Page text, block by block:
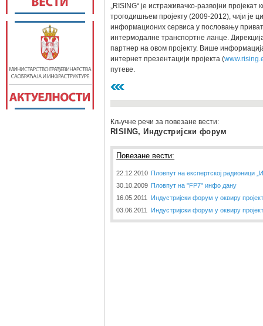
„RISING“ је истраживачко-развојни
трогодишњем пројекту (2009-2012), чији је
информационих сервиса у пословању
интермодалне транспортне ланце.
партнер на овом пројекту. Више
интернет презентацији пројекта (
путеве.
Кључне речи за повезане вести:
RISING, Индустријски форум
Повезане вести:
22.12.2010 Пловпут на експертској радионици
30.10.2009 Пловпут на "FP7" инфо дану
16.05.2011
Индустријски форум у оквиру
03.06.2011
Индустријски форум у оквиру